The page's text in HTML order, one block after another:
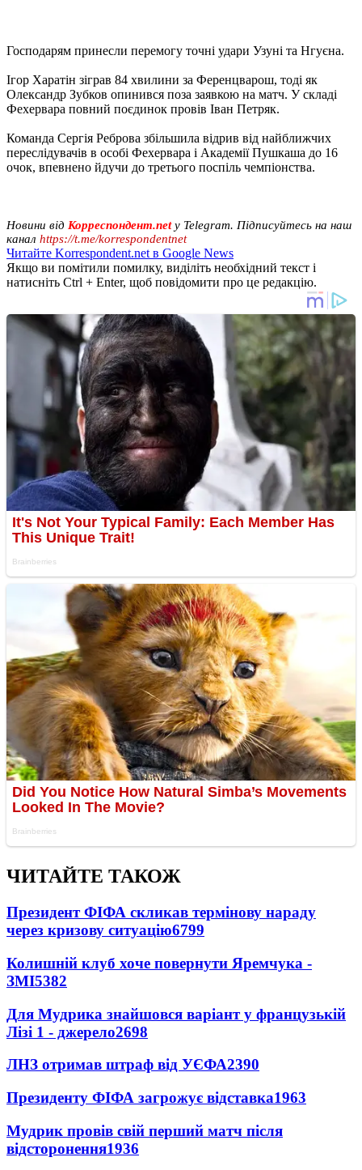
Господарям принесли перемогу точні удари Узуні та Нгуєна.
Ігор Харатін зіграв 84 хвилини за Ференцварош, тоді як
Олександр Зубков опинився поза заявкою на матч. У складі
Фехервара повний поєдинок провів Іван Петряк.
Команда Сергія Реброва збільшила відрив від найближчих
переслідувачів в особі Фехервара і Академії Пушкаша до 16
очок, впевнено йдучи до третього поспіль чемпіонства.
Новини від Корреспондент.netу Telegram. Підписуйтесь на наш
канал https://t.me/korrespondentnet
Читайте Korrespondent.net в Google News
Якщо ви помітили помилку, виділіть необхідний текст і
натисніть Ctrl + Enter, щоб повідомити про це редакцію.
ЧИТАЙТЕ ТАКОЖ
Президент ФІФА скликав термінову нараду
через кризову ситуацію6799
Колишній клуб хоче повернути Яремчука -
ЗМІ5382
Для Мудрика знайшовся варіант у французькій
Лізі 1 - джерело2698
ЛНЗ отримав штраф від УЄФА2390
Президенту ФІФА загрожує відставка1963
Мудрик провів свій перший матч після
відсторонення1936